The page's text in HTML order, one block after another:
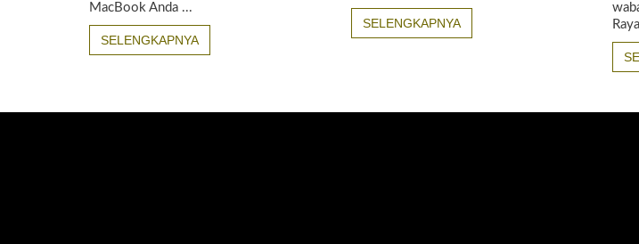
MacBook Anda ...
SELENGKAPNYA
SELENGKAPNYA